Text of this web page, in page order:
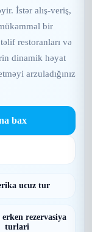
İstər alış-veriş,
bir
restoranları və
dinamik həyat
arzuladığınız
bax
ucuz tur
rezervasiya
turlari